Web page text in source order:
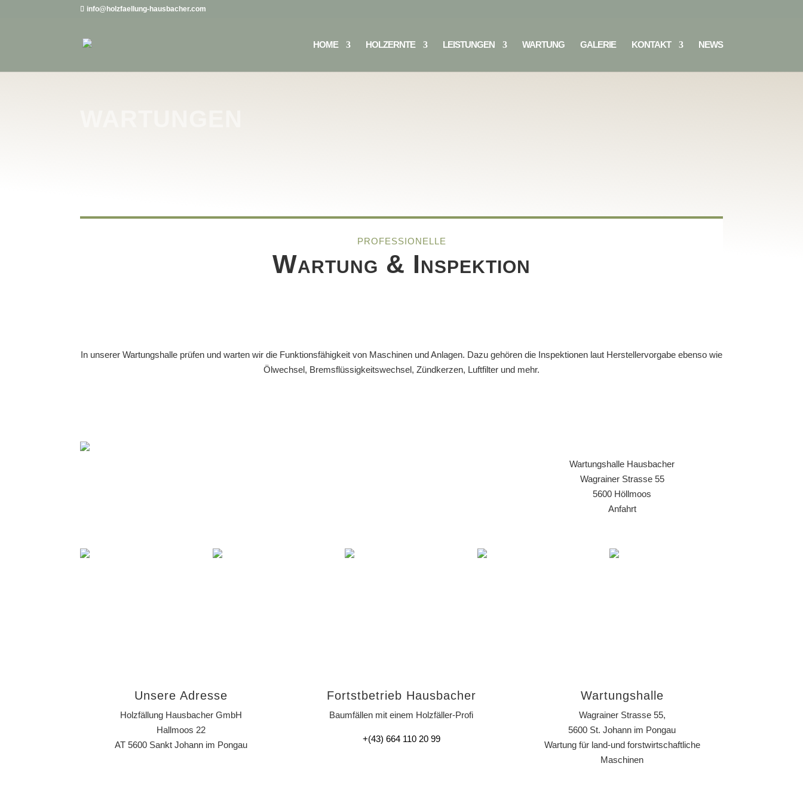
info@holzfaellung-hausbacher.com
HOME HOLZERNTE LEISTUNGEN WARTUNG GALERIE KONTAKT NEWS
PROFESSIONELLE
Wartung & Inspektion
In unserer Wartungshalle prüfen und warten wir die Funktionsfähigkeit von Maschinen und Anlagen. Dazu gehören die Inspektionen laut Herstellervorgabe ebenso wie
Ölwechsel, Bremsflüssigkeitswechsel, Zündkerzen, Luftfilter und mehr.
Wartungshalle Hausbacher
Wagrainer Strasse 55
5600 Höllmoos
Anfahrt
Unsere Adresse
Holzfällung Hausbacher GmbH
Hallmoos 22
AT 5600 Sankt Johann im Pongau
Fortstbetrieb Hausbacher
Baumfällen mit einem Holzfäller-Profi
+(43) 664 110 20 99
Wartungshalle
Wagrainer Strasse 55,
5600 St. Johann im Pongau
Wartung für land-und forstwirtschaftliche
Maschinen